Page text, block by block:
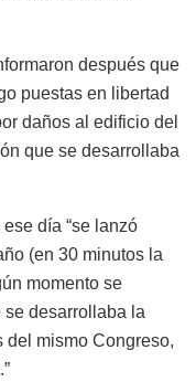
después que
puestas en libertad
daños al edificio del
que se desarrollaba
día “se lanzó
(en 30 minutos la
momento se
desarrollaba la
del mismo Congreso,